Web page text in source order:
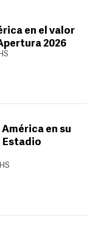
en el valor
2026
en su
Estadio